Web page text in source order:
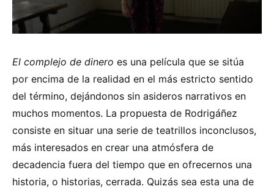
El complejo de dinero es una película que se sitúa
por encima de la realidad en el más estricto sentido
del término, dejándonos sin asideros narrativos en
muchos momentos. La propuesta de Rodrigáñez
consiste en situar una serie de teatrillos inconclusos,
más interesados en crear una atmósfera de
decadencia fuera del tiempo que en ofrecernos una
historia, o historias, cerrada. Quizás sea esta una de